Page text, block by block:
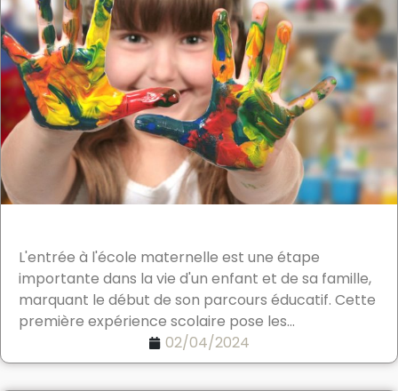
L'entrée à l'école maternelle est une étape
importante dans la vie d'un enfant et de sa famille,
marquant le début de son parcours éducatif. Cette
première expérience scolaire pose les...
02/04/2024